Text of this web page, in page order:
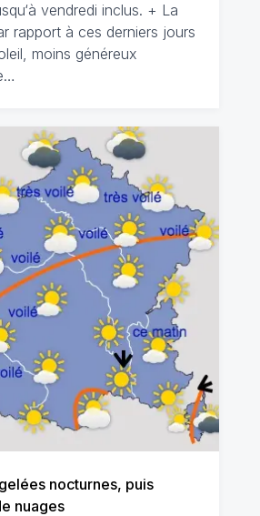
vendredi inclus. + La
rapport à ces derniers jours
moins généreux
nocturnes, puis
nuages